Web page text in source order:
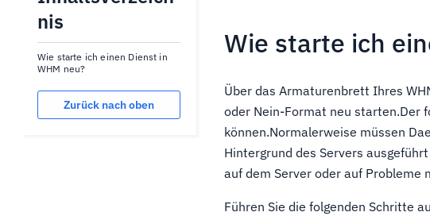
nis
Wie starte ich einen Dienst in
WHM neu?
Zurück nach oben
Wie starte ich
Über das Armaturenbrett Ihres
oder Nein-Format neu starten.Der
können.Normalerweise müssen
Hintergrund des Servers
auf dem Server oder auf Probleme
Führen Sie die folgenden Schritte